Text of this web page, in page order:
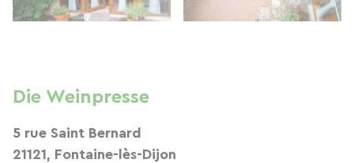
Die Weinpresse
5 rue Saint Bernard
21121, Fontaine-lès-Dijon